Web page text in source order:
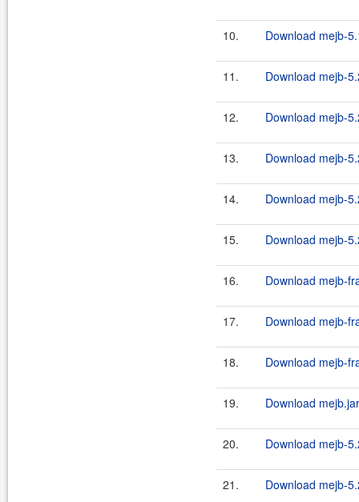
10. Download mejb-
11. Download mejb-
12. Download mejb-
13. Download mejb-
14. Download mejb-
15. Download mejb-
16. Download mejb-
17. Download mejb-
18. Download mejb-
19. Download mejb.jar
20. Download mejb-
21. Download mejb-